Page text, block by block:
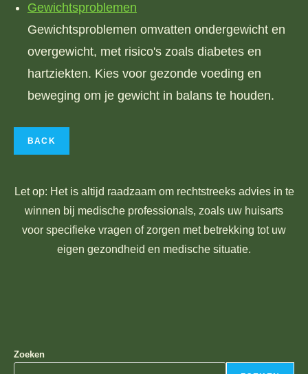
Gewichtsproblemen
Gewichtsproblemen omvatten ondergewicht en
overgewicht, met risico's zoals diabetes en
hartziekten. Kies voor gezonde voeding en
beweging om je gewicht in balans te houden.
Let op: Het is altijd raadzaam om rechtstreeks advies in te
winnen bij medische professionals, zoals uw huisarts
voor specifieke vragen of zorgen met betrekking tot uw
eigen gezondheid en medische situatie.
Zoeken